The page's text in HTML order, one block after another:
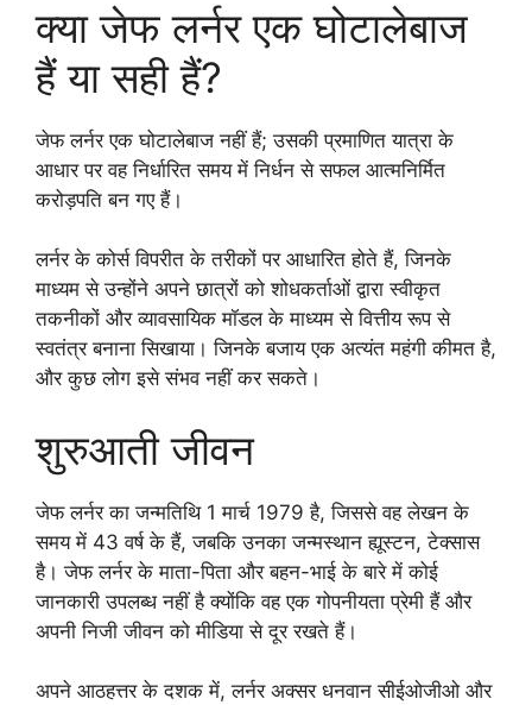
क्या जेफ लर्नर एक घोटालेबाज
हैं या सही हैं?
जेफ लर्नर एक घोटालेबाज नहीं हैं; उसकी प्रमाणित यात्रा के
आधार पर वह निर्धारित समय में निर्धन से सफल आत्मनिर्मित
करोड़पति बन गए हैं।
लर्नर के कोर्स विपरीत के तरीकों पर आधारित होते हैं, जिनके
माध्यम से उन्होंने अपने छात्रों को शोधकर्ताओं द्वारा स्वीकृत
तकनीकों और व्यावसायिक मॉडल के माध्यम से वित्तीय रूप से
स्वतंत्र बनाना सिखाया। जिनके बजाय एक अत्यंत महंगी कीमत है,
और कुछ लोग इसे संभव नहीं कर सकते।
शुरुआती जीवन
जेफ लर्नर का जन्मतिथि 1 मार्च 1979 है, जिससे वह लेखन के
समय में 43 वर्ष के हैं, जबकि उनका जन्मस्थान ह्यूस्टन, टेक्सास
है। जेफ लर्नर के माता-पिता और बहन-भाई के बारे में कोई
जानकारी उपलब्ध नहीं है क्योंकि वह एक गोपनीयता प्रेमी हैं और
अपनी निजी जीवन को मीडिया से दूर रखते हैं।
अपने आठहत्तर के दशक में, लर्नर अक्सर धनवान सीईओजीओ और